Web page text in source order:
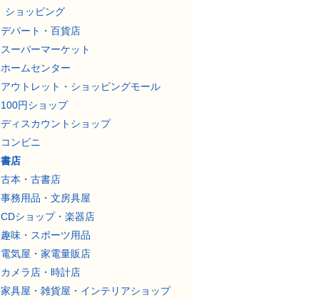
ショッピング
デパート・百貨店
スーパーマーケット
ホームセンター
アウトレット・ショッピングモール
100円ショップ
ディスカウントショップ
コンビニ
書店
古本・古書店
事務用品・文房具屋
CDショップ・楽器店
趣味・スポーツ用品
電気屋・家電量販店
カメラ店・時計店
家具屋・雑貨屋・インテリアショップ